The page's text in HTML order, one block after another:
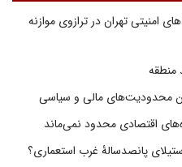
امنیتی تهران در ترازوی موازنه
منطقه
محدودیت‌های مالی و سیاسی
اقتصادی محدود نمی‌ماند
پانصدسالۀ غرب استعماری؟